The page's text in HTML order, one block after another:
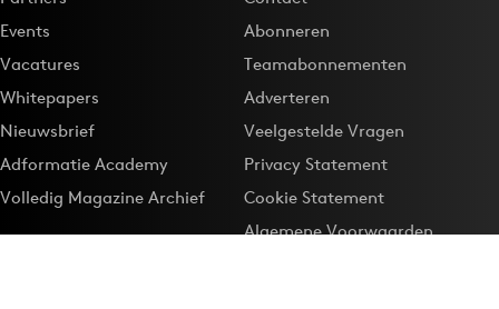
Events
Vacatures
Whitepapers
Nieuwsbrief
Adformatie Academy
Volledig Magazine Archief
Abonneren
Teamabonnementen
Adverteren
Veelgestelde Vragen
Privacy Statement
Cookie Statement
Algemene Voorwaarden